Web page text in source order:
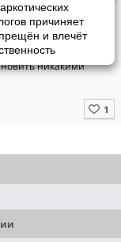
причиняет
и влечёт
никакими